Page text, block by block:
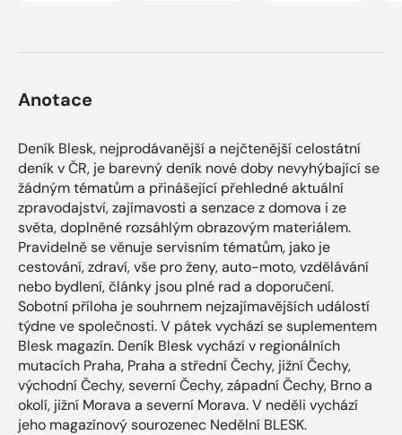
Anotace
Deník Blesk, nejprodávanější a nejčtenější celostátní
deník v ČR, je barevný deník nové doby nevyhýbající se
žádným tématům a přinášející přehledné aktuální
zpravodajství, zajímavosti a senzace z domova i ze
světa, doplněné rozsáhlým obrazovým materiálem.
Pravidelně se věnuje servisním tématům, jako je
cestování, zdraví, vše pro ženy, auto-moto, vzdělávání
nebo bydlení, články jsou plné rad a doporučení.
Sobotní příloha je souhrnem nejzajímavějších událostí
týdne ve společnosti. V pátek vychází se suplementem
Blesk magazín. Deník Blesk vychází v regionálních
mutacích Praha, Praha a střední Čechy, jižní Čechy,
východní Čechy, severní Čechy, západní Čechy, Brno a
okolí, jižní Morava a severní Morava. V neděli vychází
jeho magazínový sourozenec Nedělní BLESK.